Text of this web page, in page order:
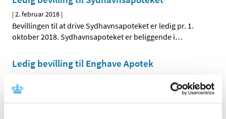
|2. februar 2018 |
Bevillingen til at drive Sydhavnsapoteket er ledig pr. 1.
oktober 2018. Sydhavnsapoteket er beliggende i…
Ledig bevilling til Enghave Apotek
Bevillingen til at drive Enghave Apotek er ledig pr. 1.
oktober 2018. Enghave Apotek er beliggende i…